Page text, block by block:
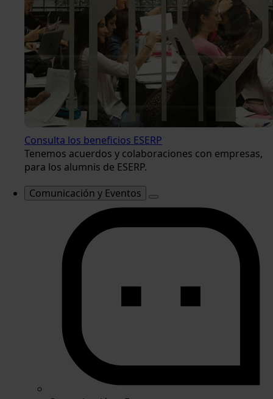
Consulta los beneficios ESERP
Tenemos acuerdos y colaboraciones con empresas,
para los alumnis de ESERP.
Comunicación y Eventos